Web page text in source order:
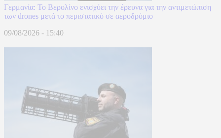
Γερμανία: Το Βερολίνο ενισχύει την έρευνα για την αντιμετώπιση
των drones μετά το περιστατικό σε αεροδρόμιο
09/08/2026 - 15:40